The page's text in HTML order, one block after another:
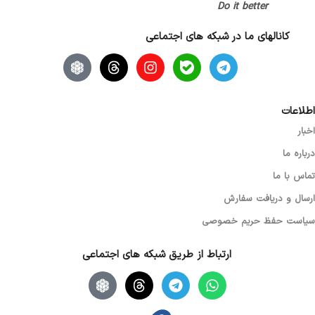
Do it better
کانالهای ما در شبکه های اجتماعی
اطلاعات
اخبار
درباره ما
تماس با ما
ارسال و دریافت سفارش
سیاست حفظ حریم خصوصی
ارتباط از طریق شبکه های اجتماعی